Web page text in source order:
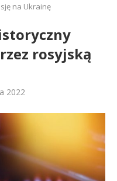
na Ukrainę
rosyjską
2022